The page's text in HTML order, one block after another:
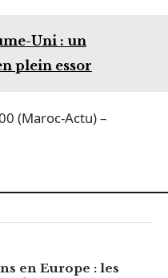
Uni : un
plein essor
(Maroc-Actu) –
en Europe : les